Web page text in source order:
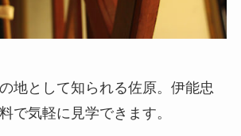
地として知られる佐原。伊能忠
で気軽に見学できます。